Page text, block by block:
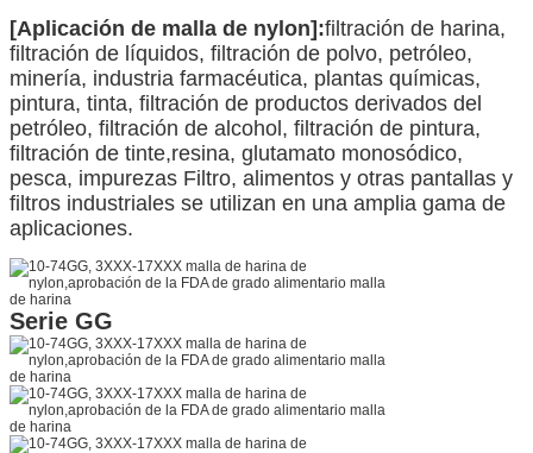
[Aplicación de malla de nylon]:filtración de harina,
filtración de líquidos, filtración de polvo, petróleo,
minería, industria farmacéutica, plantas químicas,
pintura, tinta, filtración de productos derivados del
petróleo, filtración de alcohol, filtración de pintura,
filtración de tinte,resina, glutamato monosódico,
pesca, impurezas Filtro, alimentos y otras pantallas y
filtros industriales se utilizan en una amplia gama de
aplicaciones.
Serie GG